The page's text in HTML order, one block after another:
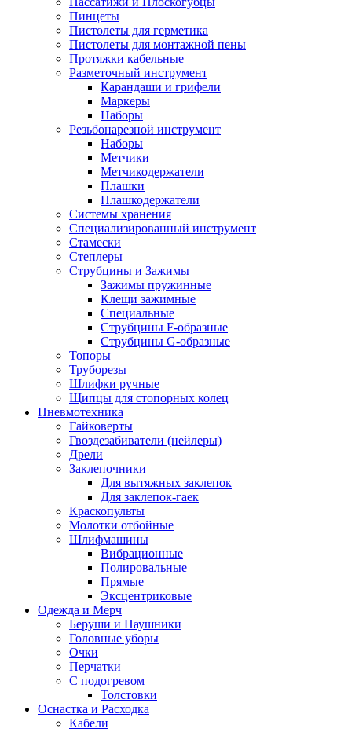
Пинцеты
Пистолеты для герметика
Пистолеты для монтажной пены
Протяжки кабельные
Разметочный инструмент
Карандаши и грифели
Маркеры
Наборы
Резьбонарезной инструмент
Наборы
Метчики
Метчикодержатели
Плашки
Плашкодержатели
Системы хранения
Специализированный инструмент
Стамески
Степлеры
Струбцины и Зажимы
Зажимы пружинные
Клещи зажимные
Специальные
Струбцины F-образные
Струбцины G-образные
Топоры
Труборезы
Шлифки ручные
Щипцы для стопорных колец
Пневмотехника
Гайковерты
Гвоздезабиватели (нейлеры)
Дрели
Заклепочники
Для вытяжных заклепок
Для заклепок-гаек
Краскопульты
Молотки отбойные
Шлифмашины
Вибрационные
Полировальные
Прямые
Эксцентриковые
Одежда и Мерч
Беруши и Наушники
Головные уборы
Очки
Перчатки
С подогревом
Толстовки
Оснастка и Расходка
Кабели